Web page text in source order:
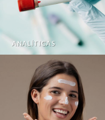
ANALÍTICAS